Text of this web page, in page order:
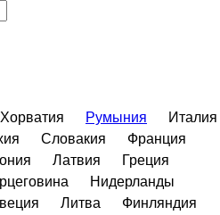
Хорватия Румыния
Италия
Словакия
Франция
Латвия
Греция
Нидерланды
Литва
Финляндия